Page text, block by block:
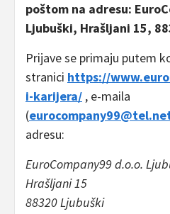
poštom na adresu:
Ljubuški, Hrašljani 15,
Prijave se primaju putem
stranici https://
i-karijera/ , e-maila
(
adresu:
EuroCompany99 d.o.o.
Hrašljani 15
88320 Ljubuški